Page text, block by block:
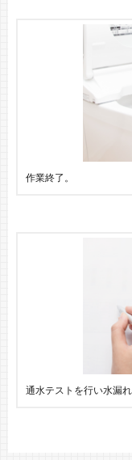
作業終了。
通水テストを行い水漏